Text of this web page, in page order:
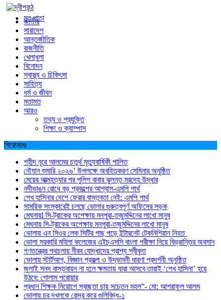
মুল পাতা
জাতীয়
সারাদেশ
আন্তর্জাতিক
রাজনীতি
খেলাধুলা
বিনোদন
স্বাস্থ্য ও চিকিৎসা
সাহিত্য
ধর্ম ও জীবন
মতামত
আরও
তথ্য ও প্রযুক্তি
শিক্ষা ও ক্যাম্পাস
শিরোনামঃ
শহীদ নূরে আলমের চতুর্থ মৃত্যুবার্ষিকী পালিত
নৌযান শুমারি ২০২৬’ উপলক্ষে অবহিতকরণ সেমিনার অনুষ্ঠিত
মেয়ের আত্মহত্যার পর পুলিশ বাবার ঝুলন্ত মরদেহ উদ্ধার
নদীভাঙন রোধে বড় প্রকল্পের আশ্বাস-এমপি পার্থ
শেখ হাসিনার দেশে ফেরার বাস্তবতা নেই: এমপি পার্থ
সাময়িক সংস্কারেই চলছে ভোলার গুরুত্বপূর্ণ অফিসের সড়ক
মেঘনায়l সি-ট্রাকের অপেক্ষায় মনপুরা-তজুমদ্দিনের লাখো মানুষ
মেঘনায় সি-ট্রাকের অপেক্ষায় মনপুরা-তজুমদ্দিনের লাখো মানুষ
ভোলায় এন সিওর লেক সিটির গাছ পড়ে ইন্টারনেট টেকনিশিয়ান নিহত
ভোলা সরকারি মহিলা কলেজের এইচএসসি বাংলা পরীক্ষা নিয়ে বিভ্রান্তির অবসান
গণতন্ত্রের পথচলায় নীরব যোদ্ধাদের প্রাপ্য স্বীকৃত
ভোলায় স্টার্টআপ, বিজ্ঞান প্রকল্প ও উদ্ভাবনী ধারণা প্রদর্শনী অনুষ্ঠিত
জুলাই সনদ বাস্তবায়ন না হলে ক্ষমতায় যারা আসবে তারাই ‘শেখ হাসিনা’ হয়ে
উঠবে: গোলাম পরোয়ার
প্রধান শিক্ষক নিয়োগে স্বচ্ছতা চায় সচেতন মহল”- মো: আশরাফুল আলম
ভোলায় চর দখলকে কেন্দ্র করে গুলিবিদ্ধ-১